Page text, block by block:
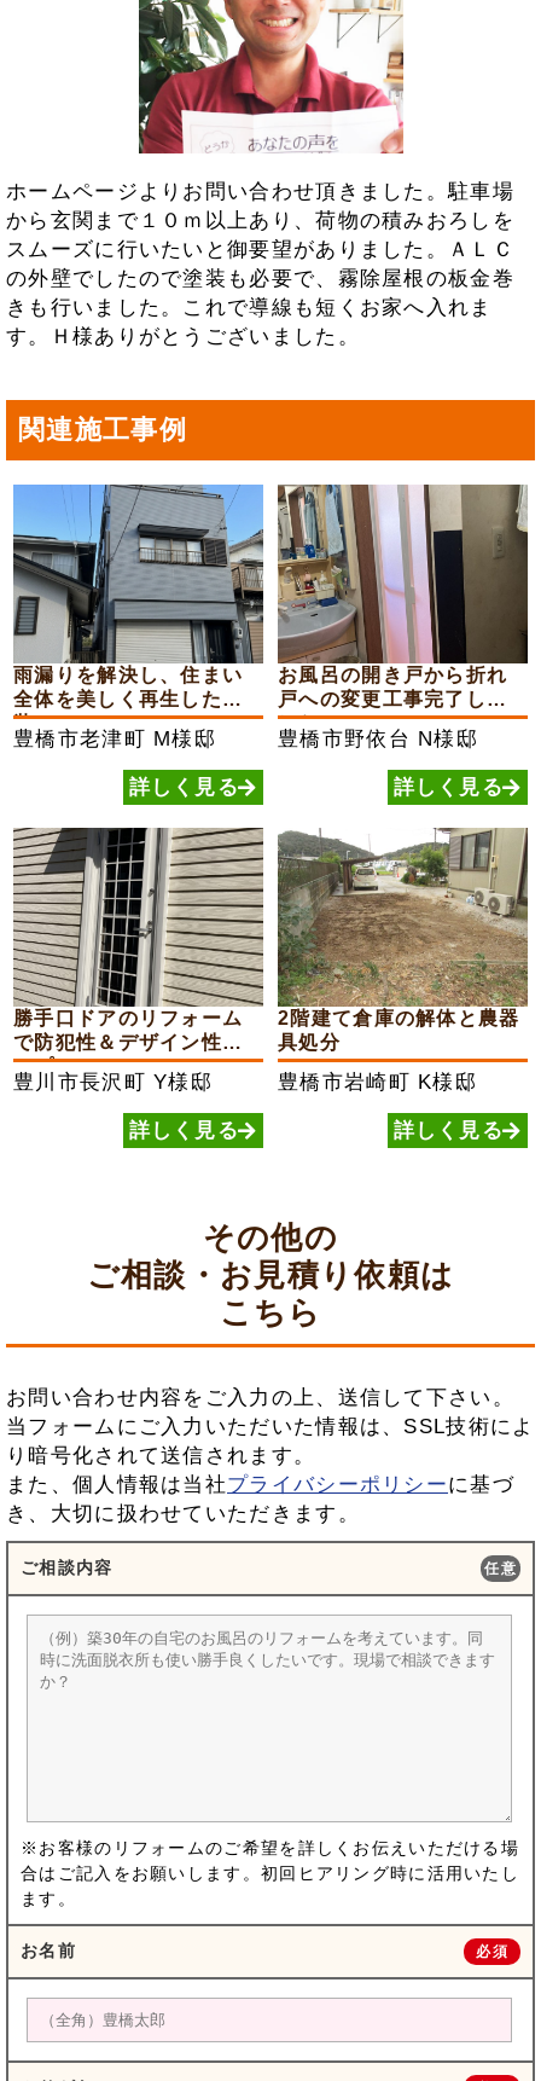
ホームページよりお問い合わせ頂きました。駐車場
から玄関まで１０ｍ以上あり、荷物の積みおろしを
スムーズに行いたいと御要望がありました。ＡＬＣ
の外壁でしたので塗装も必要で、霧除屋根の板金巻
きも行いました。これで導線も短くお家へ入れま
す。Ｈ様ありがとうございました。
関連施工事例
雨漏りを解決し、住まい
全体を美しく再生した外
装...
豊橋市老津町 M様邸
詳しく見る
お風呂の開き戸から折れ
戸への変更工事完了しま
した
豊橋市野依台 N様邸
詳しく見る
勝手口ドアのリフォーム
で防犯性＆デザイン性ア
ップ
豊川市長沢町Y様邸
詳しく見る
2階建て倉庫の解体と農器
具処分
豊橋市岩崎町 K様邸
詳しく見る
その他の
ご相談・お見積り依頼は
こちら
お問い合わせ内容をご入力の上、送信して下さい。
当フォームにご入力いただいた情報は、SSL技術によ
り暗号化されて送信されます。
また、個人情報は当社プライバシーポリシーに基づ
き、大切に扱わせていただきます。
ご相談内容 任意
※お客様のリフォームのご希望を詳しくお伝えいただける場
合はご記入をお願いします。初回ヒアリング時に活用いたし
ます。
お名前 必須